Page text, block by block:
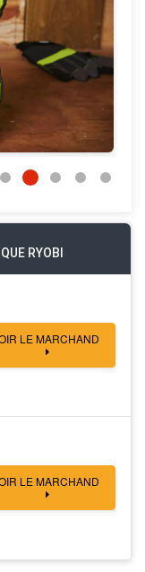
RYOBI
LE MARCHAND
LE MARCHAND